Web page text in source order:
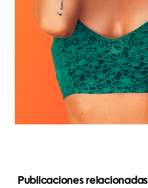
Publicaciones relacionadas